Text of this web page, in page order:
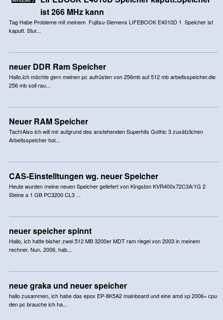
ist 266 MHz kann
Tag Habe Probleme mit meinem Fujitsu-Siemens LIFEBOOK E4010D 1 Speicher ist
kaputt. Stur...
neuer DDR Ram Speicher
Hallo,ich möchte gern meinen pc aufrüsten von 256mb auf 512 mb arbeitsspeicher.die
256 mb soll rau...
Neuer RAM Speicher
Tach!Also ich will mir aufgrund des anstehenden Superhits Gothic 3 zusätzlichen
Arbeitsspeicher hol...
CAS-Einstelltungen wg. neuer Speicher
Heute wurden meine neuen Speicher geliefert von Kingston KVR400x72C3A/1G 2
Steine a 1 GB PC3200 CL3 ...
neuer speicher spinnt
Hallo, ich hatte bisher zwei 512 MB 3200er MDT ram riegel von 2003 in meinem
rechner. Nun, 2006, hab...
neue graka und neuer speicher
hallo zusammen, ich habe das epox EP-8K5A2 mainboard und eine amd xp 2006+ cpu
den pc brauche ich ha...